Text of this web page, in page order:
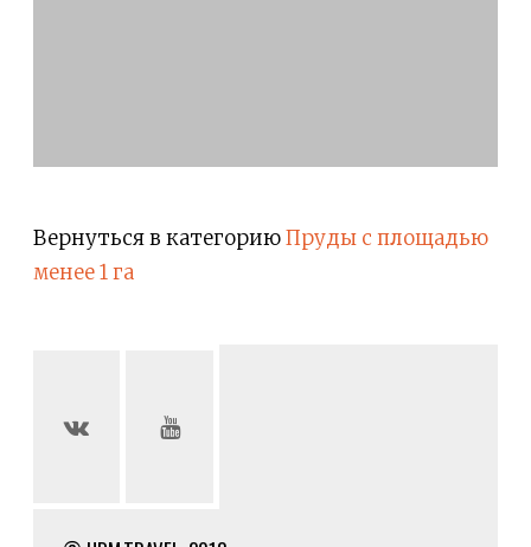
Вернуться в категориюПруды с площадью
менее 1 га